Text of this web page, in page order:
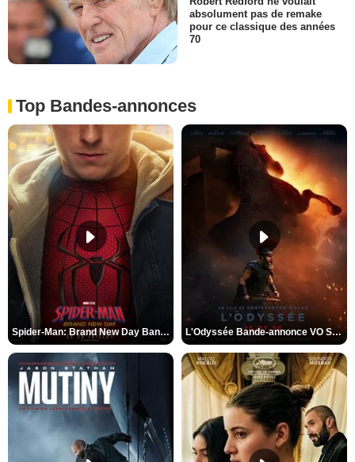
absolument pas de remake
pour ce classique des années
70
Top Bandes-annonces
Spider-Man: Brand New Day Bande-annonce VO STFR L'Odyssée Bande-annonce VO STFR